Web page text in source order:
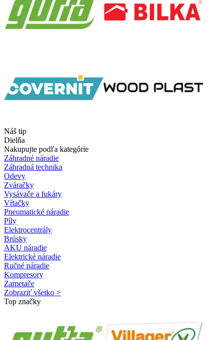
Náš tip
Dielňa
Nakupujte podľa kategórie
Záhradné náradie
Záhradná technika
Odevy
Zváračky
Vysávače a fukáry
Vŕtačky
Pneumatické náradie
Píly
Elektrocentrály
Brúsky
AKU náradie
Elektrické náradie
Ručné náradie
Kompresory
Zametače
Zobraziť všetko >
Top značky